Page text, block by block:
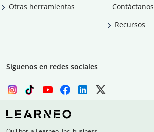
Otras herramientas
Contáctanos
Recursos
Síguenos en redes sociales